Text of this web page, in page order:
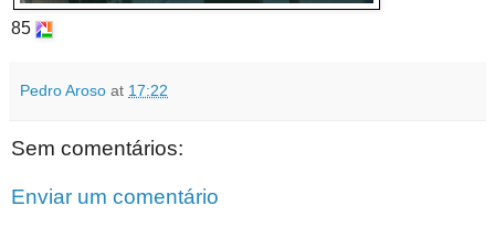
85
Pedro Aroso at 17:22
Sem comentários:
Enviar um comentário